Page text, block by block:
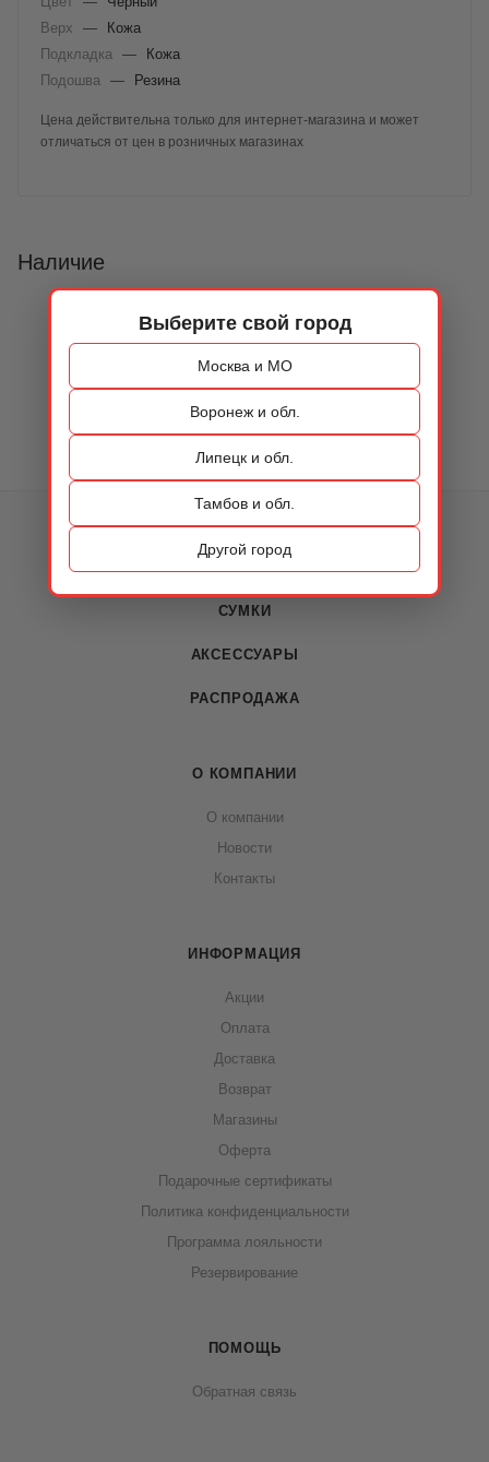
Выберите свой город
Москва и МО
Воронеж и обл.
Липецк и обл.
Тамбов и обл.
Другой город
Верх
—
Кожа
Подкладка
—
Кожа
Подошва
— Резина
Цена действительна только для интернет-магазина и может
отличаться от цен в розничных магазинах
Наличие
КАТАЛОГ
ОБУВЬ
СУМКИ
АКСЕССУАРЫ
РАСПРОДАЖА
О КОМПАНИИ
О компании
Новости
Контакты
ИНФОРМАЦИЯ
Акции
Оплата
Доставка
Возврат
Магазины
Оферта
Подарочные сертификаты
Политика конфиденциальности
Программа лояльности
Резервирование
ПОМОЩЬ
Обратная связь